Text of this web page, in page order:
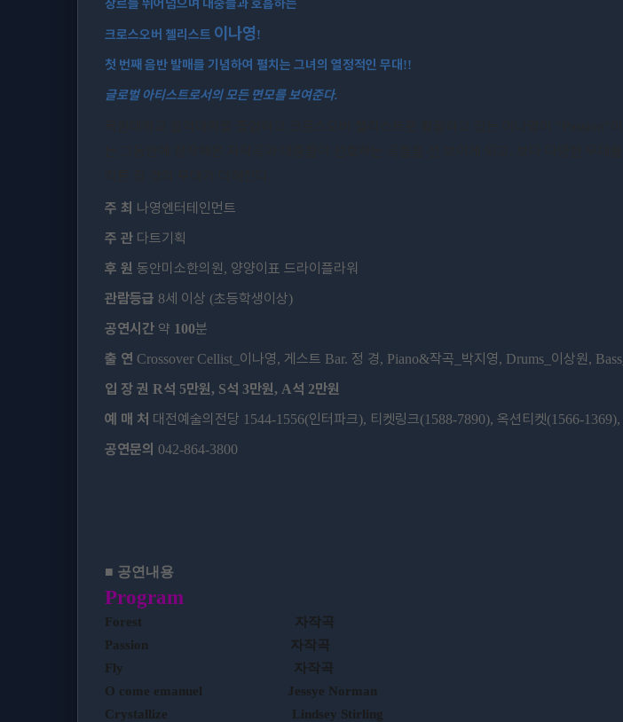
크로스오버 첼리스트 이나영!
첫 번째 음반 발매를 기념하여 펼치는 그녀의 열정적인 무대!!
글로벌 아티스트로서의 모든 면모를 보여준다.
주 최 나영엔터테인먼트
주 관 다트기획
후 원 동안미소한의원, 양양이표 드라이플라워
관람등급 8세 이상 (초등학생이상)
공연시간 약 100분
출 연 Crossover Cellist_ 이나영, 게스트 Bar. 정 경, Piano&작곡 박지영, Drums_ 이상원, Bass_
입 장 권 R석 5만원, S석 3만원, A석 2만원
예 매 처 대전예술의전당 1544-1556(인터파크), 티켓링크(1588-7890), 옥션티켓(1566-1369),
공연문의 042-864-3800
■ 공연내용
Program
Forest
자작곡
Passion
자작곡
Fly
자작곡
O come emanuel
Jessye Norman
Crystallize
Lindsey Stirling